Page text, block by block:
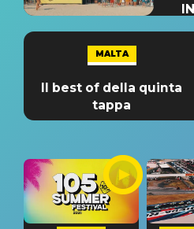
MALTA
Il best of della quinta
tappa